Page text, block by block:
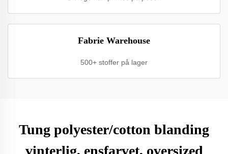
Fabrie Warehouse
500+ stoffer på lager
Tung polyester/cotton blanding
vinterlig, ensfarvet, oversized